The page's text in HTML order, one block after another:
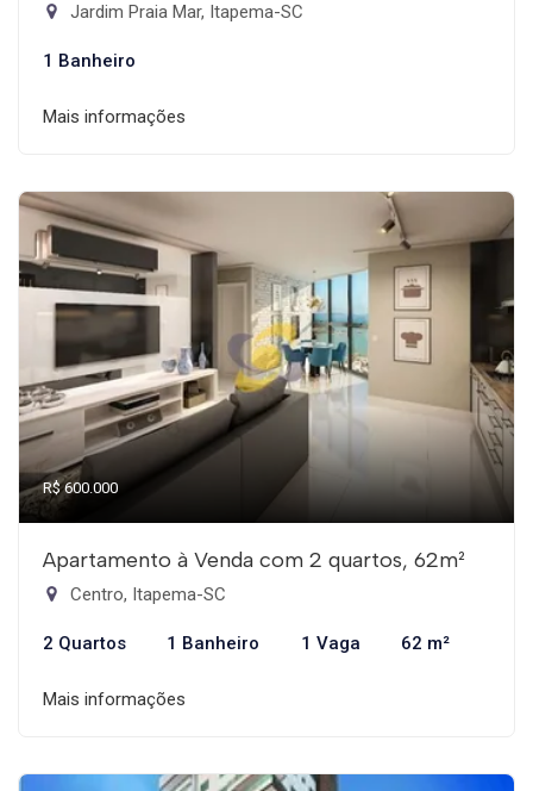
Jardim Praia Mar, Itapema-SC
1 Banheiro
Mais informações
R$ 600.000
Apartamento à Venda com 2 quartos, 62m²
Centro, Itapema-SC
2 Quartos 1 Banheiro 1 Vaga 62 m²
Mais informações